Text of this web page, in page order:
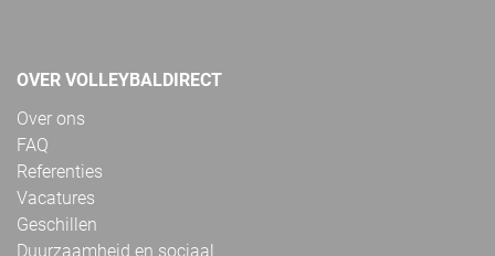
OVER VOLLEYBALDIRECT
Over ons
FAQ
Referenties
Vacatures
Geschillen
Duurzaamheid en sociaal